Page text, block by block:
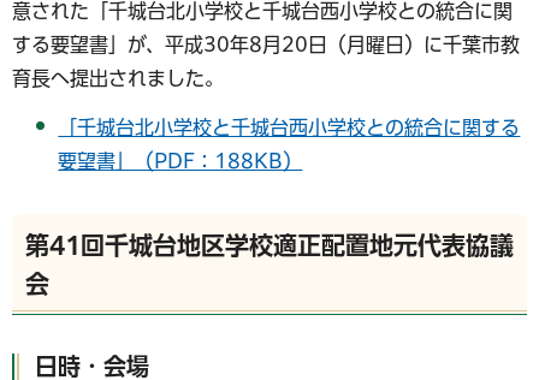
意された「千城台北小学校と千城台西小学校との統合に関
する要望書」が、平成30年8月20日（月曜日）に千葉市教
育長へ提出されました。
「千城台北小学校と千城台西小学校との統合に関する
要望書」（PDF：188KB）
第41回千城台地区学校適正配置地元代表協議
会
日時・会場